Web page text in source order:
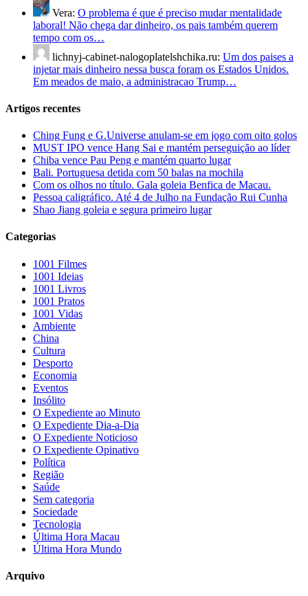
Vera: O problema é que é preciso mudar mentalidade
laboral! Não chega dar dinheiro, os pais também querem
tempo com os…
lichnyj-cabinet-nalogoplatelshchika.ru: Um dos paises a
injetar mais dinheiro nessa busca foram os Estados Unidos.
Em meados de maio, a administracao Trump…
Artigos recentes
Ching Fung e G.Universe anulam-se em jogo com oito golos
MUST IPO vence Hang Sai e mantém perseguição ao líder
Chiba vence Pau Peng e mantém quarto lugar
Bali. Portuguesa detida com 50 balas na mochila
Com os olhos no título. Gala goleia Benfica de Macau.
Pessoa caligráfico. Até 4 de Julho na Fundação Rui Cunha
Shao Jiang goleia e segura primeiro lugar
Categorias
1001 Filmes
1001 Ideias
1001 Livros
1001 Pratos
1001 Vidas
Ambiente
China
Cultura
Desporto
Economia
Eventos
Insólito
O Expediente ao Minuto
O Expediente Dia-a-Dia
O Expediente Noticioso
O Expediente Opinativo
Política
Região
Saúde
Sem categoria
Sociedade
Tecnologia
Última Hora Macau
Última Hora Mundo
Arquivo